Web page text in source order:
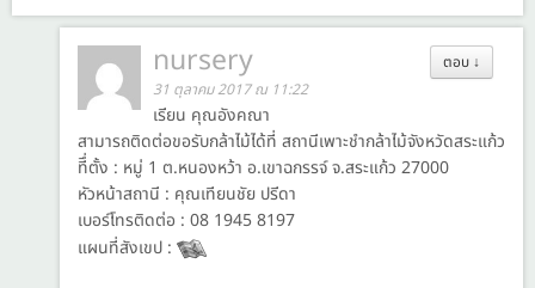
ตอบ ↓
nursery
31 ตุลาคม 2017 ณ 11:22
เรียน คุณอังคณา
สามารถติดต่อขอรับกล้าไม้ได้ที่ สถานีเพาะชำกล้าไม้จังหวัดสระแก้ว
ทีึ่ตั้ง : หมู่ 1 ต.หนองหว้า อ.เขาฉกรรจ์ จ.สระแก้ว 27000
หัวหน้าสถานี : คุณเทียนชัย ปรีดา
เบอร์โทรติดต่อ : 08 1945 8197
แผนที่สังเขป :